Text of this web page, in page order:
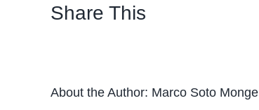
Share This
About the Author: Marco Soto Monge